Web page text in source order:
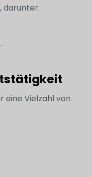
darunter:
eine Vielzahl von